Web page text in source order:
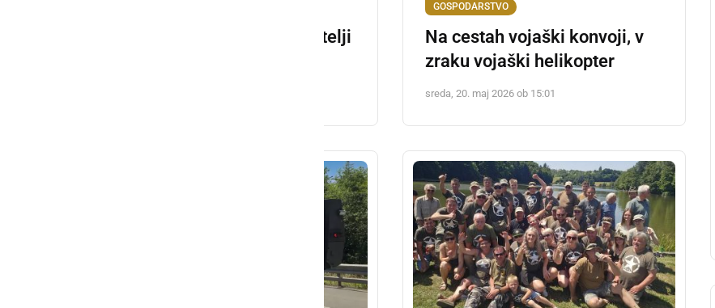
V Prlekiji se so zbrali ljubitelji
GOSPODARSTVO
Na cestah vojaški konvoji, v
zraku vojaški helikopter
sreda, 20. maj 2026 ob 15:01